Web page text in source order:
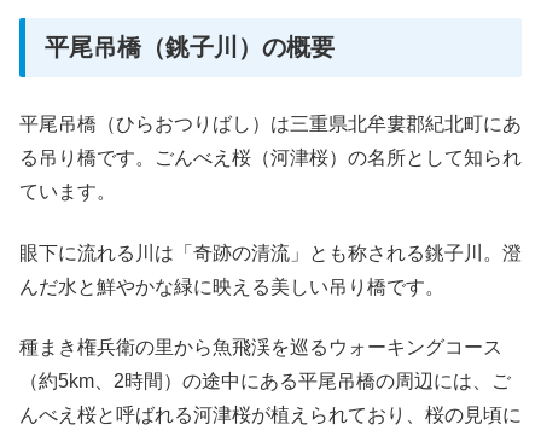
平尾吊橋（銚子川）の概要
平尾吊橋（ひらおつりばし）は三重県北牟婁郡紀北町にあ
る吊り橋です。ごんべえ桜（河津桜）の名所として知られ
ています。
眼下に流れる川は「奇跡の清流」とも称される銚子川。澄
んだ水と鮮やかな緑に映える美しい吊り橋です。
種まき権兵衛の里から魚飛渓を巡るウォーキングコース
（約5km、2時間）の途中にある平尾吊橋の周辺には、ご
んべえ桜と呼ばれる河津桜が植えられており、桜の見頃に